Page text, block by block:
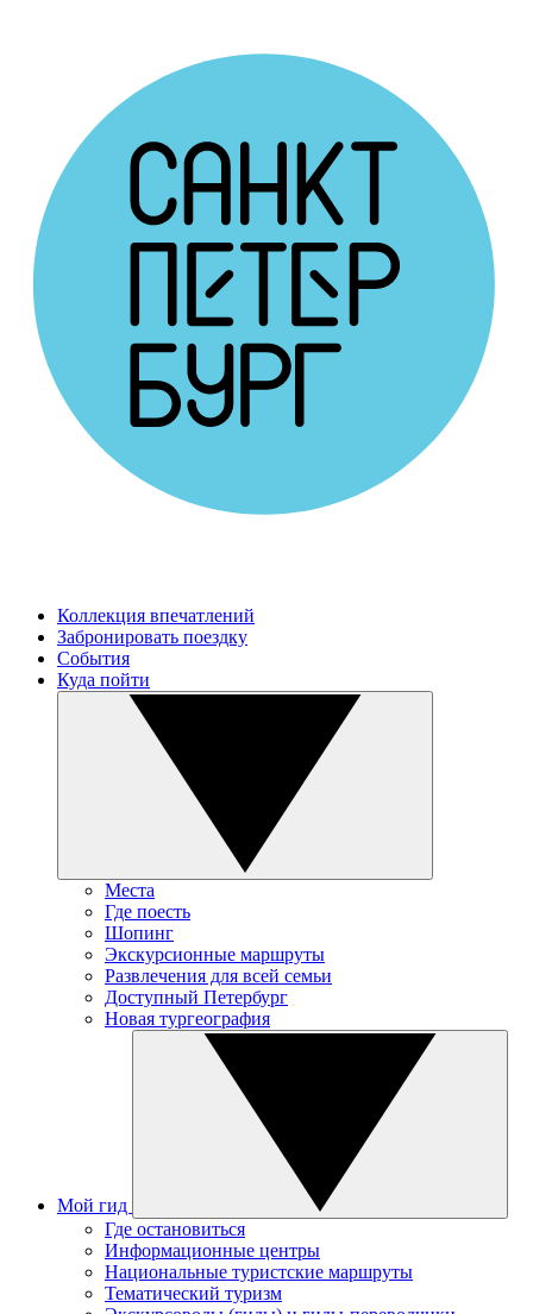
Коллекция впечатлений
Забронировать поездку
События
Куда пойти
Места
Где поесть
Шопинг
Экскурсионные маршруты
Развлечения для всей семьи
Доступный Петербург
Новая тургеография
Мой гид
Где остановиться
Информационные центры
Национальные туристские маршруты
Тематический туризм